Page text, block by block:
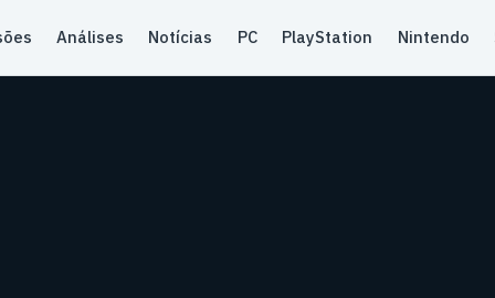
Análises Notícias PC PlayStation Nintendo